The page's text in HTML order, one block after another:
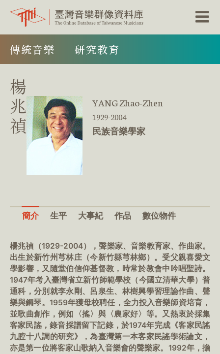
要
傳統音樂 研究教育
楊
兆
禎
YANG Zhao-Zhen
1929-2004
民族音樂學家
簡介 生平 大事紀 作品 數位物件
楊兆禎（1929-2004），聲樂家、音樂教育家、作曲家。
出生於新竹州芎林庄（今新竹縣芎林鄉）。受父親喜愛文
學影響，又隨堂伯信仰基督教，時常於教會中吟唱聖詩。
1947年考入臺灣省立新竹師範學校（今國立清華大學）普
通科，分別就李永剛、呂泉生、林樹興學習理論作曲、聲
樂與鋼琴。1959年獲母校聘任，全力投入音樂師資培育，
並歌曲創作，例如〈搖〉與〈農家好〉等。又熱衷於採集
客家民謠，錄音採譜留下記錄，於1974年完成《客家民謠
九腔十八調的研究》，為臺灣第一本客家民謠學術論文，
亦是第一位將客家山歌納入音樂會的聲樂家。1992年，擔